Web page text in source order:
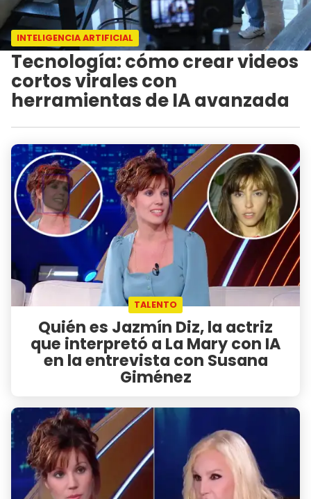
INTELIGENCIA ARTIFICIAL
Tecnología: cómo crear videos
cortos virales con
herramientas de IA avanzada
TALENTO
Quién es Jazmín Diz, la actriz
que interpretó a La Mary con IA
en la entrevista con Susana
Giménez